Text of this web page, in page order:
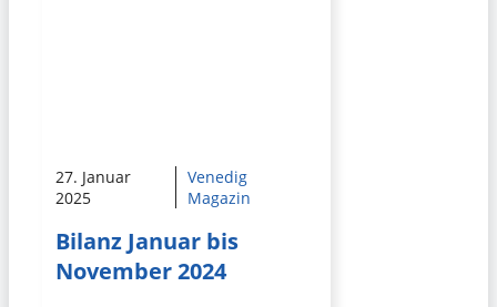
27. Januar
2025
Venedig
Magazin
Bilanz Januar bis
November 2024